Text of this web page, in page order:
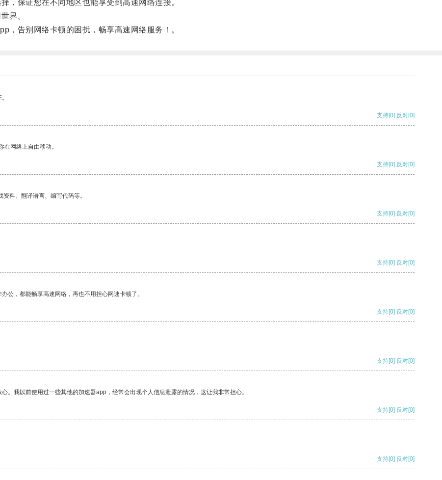
保证您在不同地区也能享受到高速网络连接。
界。
告别网络卡顿的困扰，畅享高速网络服务！。
支持[0] 反对[0]
网络上自由移动。
支持[0] 反对[0]
料、翻译语言、编写代码等。
支持[0] 反对[0]
支持[0] 反对[0]
公，都能畅享高速网络，再也不用担心网速卡顿了。
支持[0] 反对[0]
支持[0] 反对[0]
。我以前使用过一些其他的加速器app，经常会出现个人信息泄露的情况，这让我非常担心。
支持[0] 反对[0]
支持[0] 反对[0]